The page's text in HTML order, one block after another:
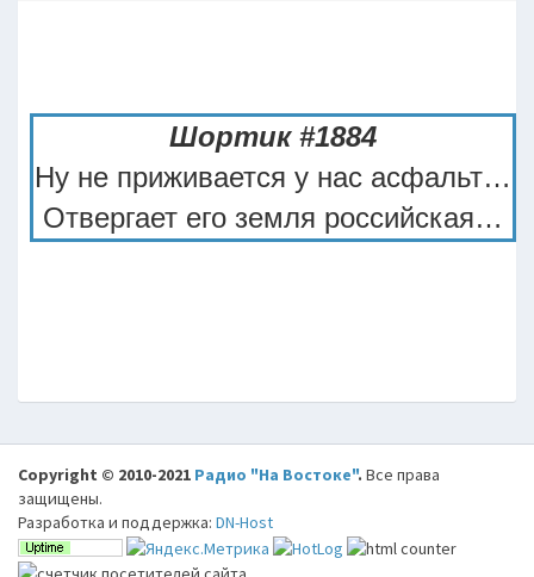
Шортик #1884
Ну не приживается у нас асфальт…
Отвергает его земля российская…
Copyright © 2010-2021 Радио "На Востоке". Все права
защищены.
Разработка и поддержка: DN-Host